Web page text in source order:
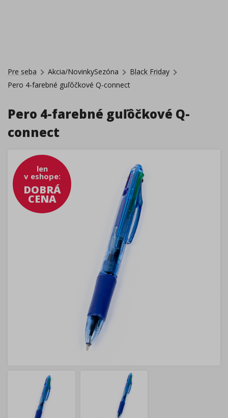
Pre seba Akcia/NovinkySezóna
Black Friday
Pero 4-farebné guľôčkové Q-connect
Pero 4-farebné guľôčkové Q-
connect
len
v eshope:
DOBRÁ
CENA